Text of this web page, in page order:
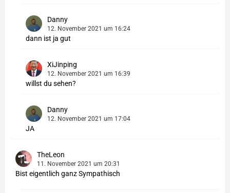
Danny
12. November 2021 um 16:24
dann ist ja gut
XiJinping
12. November 2021 um 16:39
willst du sehen?
Danny
12. November 2021 um 17:04
JA
TheLeon
11. November 2021 um 20:31
Bist eigentlich ganz Sympathisch